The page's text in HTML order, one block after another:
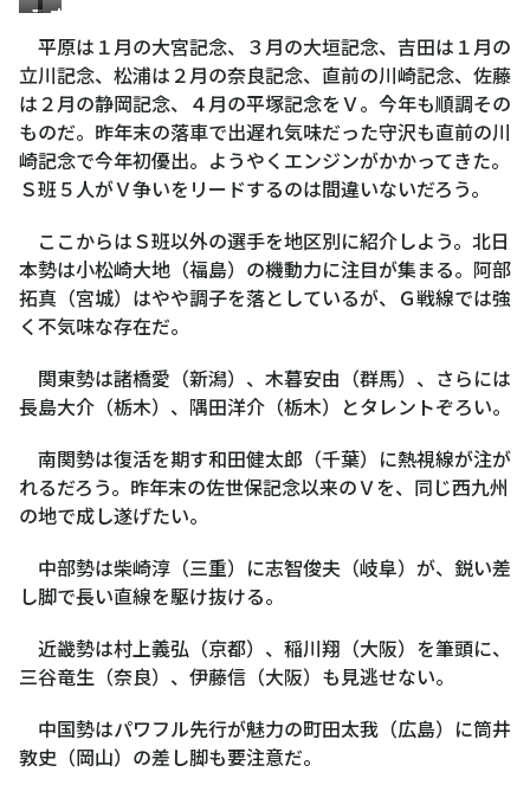
平
原
康
多
吉
田
拓
矢
平原は１月の大宮記念、３月の大垣記念、吉田は１月の
立川記念、松浦は２月の奈良記念、直前の川崎記念、佐藤
は２月の静岡記念、４月の平塚記念をＶ。今年も順調その
ものだ。昨年末の落車で出遅れ気味だった守沢も直前の川
崎記念で今年初優出。ようやくエンジンがかかってきた。
Ｓ班５人がＶ争いをリードするのは間違いないだろう。
ここからはＳ班以外の選手を地区別に紹介しよう。北日
本勢は小松崎大地（福島）の機動力に注目が集まる。阿部
拓真（宮城）はやや調子を落としているが、Ｇ戦線では強
く不気味な存在だ。
関東勢は諸橋愛（新潟）、木暮安由（群馬）、さらには
長島大介（栃木）、隅田洋介（栃木）とタレントぞろい。
南関勢は復活を期す和田健太郎（千葉）に熱視線が注が
れるだろう。昨年末の佐世保記念以来のＶを、同じ西九州
の地で成し遂げたい。
中部勢は柴崎淳（三重）に志智俊夫（岐阜）が、鋭い差
し脚で長い直線を駆け抜ける。
近畿勢は村上義弘（京都）、稲川翔（大阪）を筆頭に、
三谷竜生（奈良）、伊藤信（大阪）も見逃せない。
中国勢はパワフル先行が魅力の町田太我（広島）に筒井
敦史（岡山）の差し脚も要注意だ。